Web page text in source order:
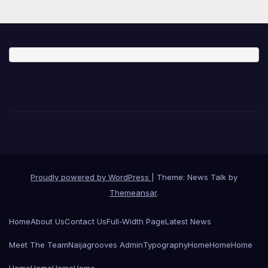
Proudly powered by WordPress
Theme: News Talk by
Themeansar.
HomeAbout UsContact UsFull-Width PageLatest News
Meet The TeamNaijagrooves AdminTypographyHomeHomeHome